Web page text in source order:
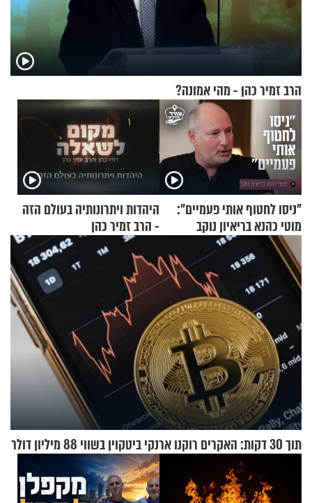
הרב זמיר כהן - מהי אמונה?
"ניסו לחטוף אותי פעמיים":
מוטי כהנא בריאיון נוקב
היהדות ויתרונותיה בעולם הזה
- הרב זמיר כהן
תוך 30 דקות: האקרים רוקנו ארנקי ביטקוין בשווי 88 מיליון דולר